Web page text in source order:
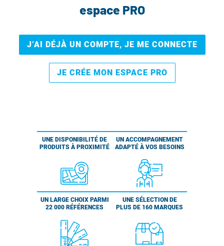
espace PRO
J’AI DÉJÀ UN COMPTE, JE ME CONNECTE
JE CRÉE MON ESPACE PRO
UNE DISPONIBILITÉ DE
PRODUITS À PROXIMITÉ
UN ACCOMPAGNEMENT
ADAPTÉ À VOS BESOINS
UN LARGE CHOIX PARMI
22 000 RÉFÉRENCES
UNE SÉLECTION DE
PLUS DE 160 MARQUES